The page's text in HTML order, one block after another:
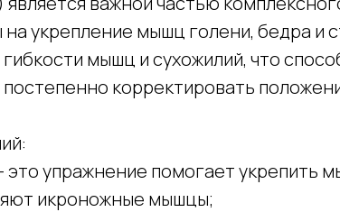
на укрепление мышц голени, бедра
мышц и сухожилий, что
корректировать
это упражнение помогает укрепить
икроножные мышцы;